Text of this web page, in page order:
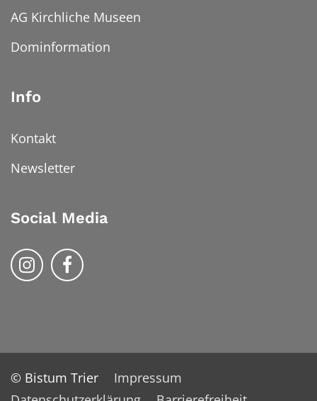
AG Kirchliche Museen
Dominformation
Info
Kontakt
Newsletter
Social Media
Bistum Trier auf Instragram
Bistum Trier auf Facebook
© Bistum Trier
Impressum